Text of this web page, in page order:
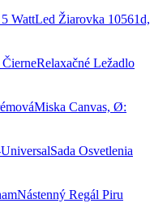
Led Žiarovka 10561d,
Relaxačné Ležadlo
Miska Canvas, Ø:
Sada Osvetlenia
Nástenný Regál Piru